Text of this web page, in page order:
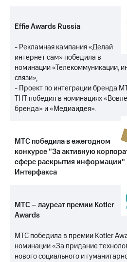
регионе
и акционерам
Корпоративное
управление
Корпоративный
секретарь
Раскрытие
информации
Документы
ПАО
"МТС"
Собрания
акционера
Контроль
и
аудит
Effie Awards Russia
- Рекламная кампания «Делай
интернет сам» победила в
номинации «Телекоммуникации,
связи»,
- Проект по интеграции бренда
ТНТ победил в номинациях
бренда» и «Медиаидея».
МТС победила в ежегодном
конкурсе "За активную
сфере раскрытия информации"
Интерфакса
МТС – лауреат премии Kotler
Awards
МТС победила в премии Kotler
номинации «За придание
нового социального и